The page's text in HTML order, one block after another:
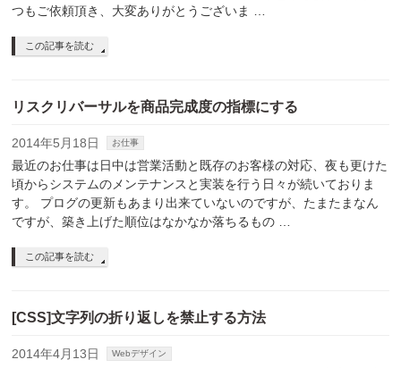
つもご依頼頂き、大変ありがとうございま …
この記事を読む
リスクリバーサルを商品完成度の指標にする
2014年5月18日 お仕事
最近のお仕事は日中は営業活動と既存のお客様の対応、夜も更けた
頃からシステムのメンテナンスと実装を行う日々が続いておりま
す。 プログの更新もあまり出来ていないのですが、たまたまなん
ですが、築き上げた順位はなかなか落ちるもの …
この記事を読む
[CSS]文字列の折り返しを禁止する方法
2014年4月13日 Webデザイン